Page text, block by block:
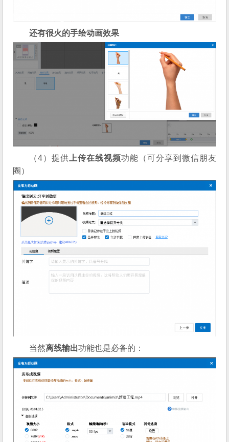
还有很火的手绘动画效果
（4）提供 上传在线视频功能（可分享到微信朋友
圈）
当然离线输出功能也是必备的：